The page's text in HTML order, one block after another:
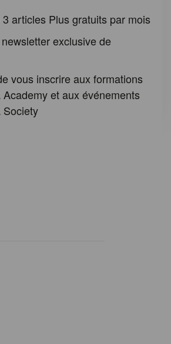
3 articles Plus gratuits par mois
exclusive de
vous inscrire aux formations
et aux événements
Society